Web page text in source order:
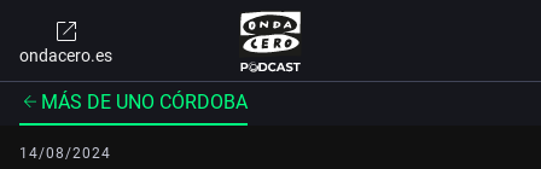
ondacero.es
MÁS DE UNO CÓRDOBA
14/08/2024